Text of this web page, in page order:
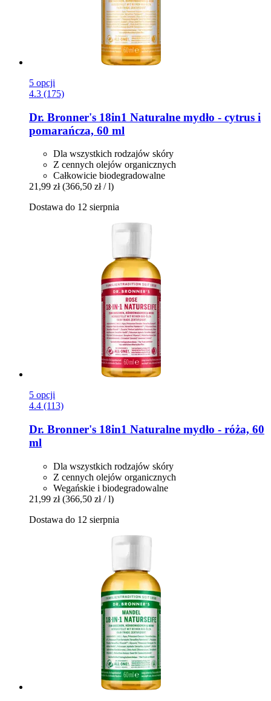
5 opcji
4.3 (175)
Dr. Bronner's 18in1 Naturalne mydło -​ cytrus i
pomarańcza, 60 ml
Dla wszystkich rodzajów skóry
Z cennych olejów organicznych
Całkowicie biodegradowalne
21,99 zł (366,50 zł / l)
Dostawa do 12 sierpnia
5 opcji
4.4 (113)
Dr. Bronner's 18in1 Naturalne mydło -​ róża, 60
ml
Dla wszystkich rodzajów skóry
Z cennych olejów organicznych
Wegańskie i biodegradowalne
21,99 zł (366,50 zł / l)
Dostawa do 12 sierpnia